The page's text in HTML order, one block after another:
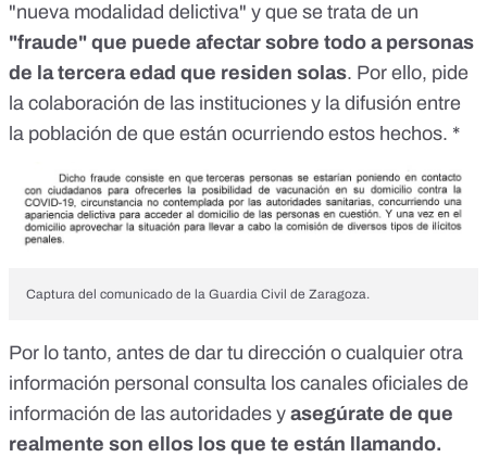
"nueva modalidad delictiva" y que se trata de un
"fraude" que puede afectar sobre todo a personas
de la tercera edad que residen solas. Por ello, pide
la colaboración de las instituciones y la difusión entre
la población de que están ocurriendo estos hechos. *
Captura del comunicado de la Guardia Civil de Zaragoza.
Por lo tanto, antes de dar tu dirección o cualquier otra
información personal consulta los canales oficiales de
información de las autoridades y asegúrate de que
realmente son ellos los que te están llamando.